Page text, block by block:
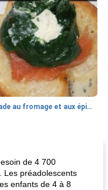
roulade au fromage et aux épinards
de 4 700
Les préadolescents
enfants de 4 à 8